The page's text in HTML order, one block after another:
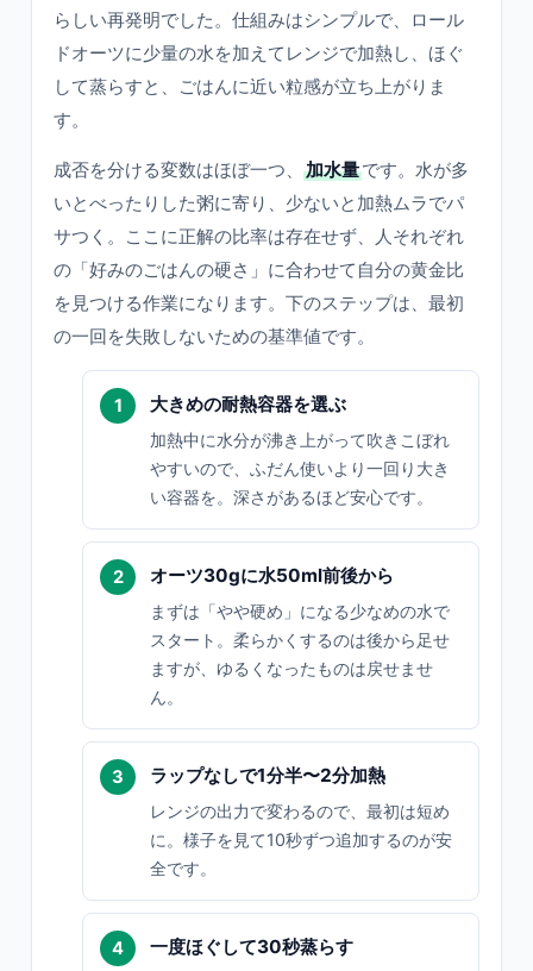
らしい再発明でした。仕組みはシンプルで、ロール
ドオーツに少量の水を加えてレンジで加熱し、ほぐ
して蒸らすと、ごはんに近い粒感が立ち上がりま
す。
成否を分ける変数はほぼ一つ、 加水量です。水が多
いとべったりした粥に寄り、少ないと加熱ムラでパ
サつく。ここに正解の比率は存在せず、人それぞれ
の「好みのごはんの硬さ」に合わせて自分の黄金比
を見つける作業になります。下のステップは、最初
の一回を失敗しないための基準値です。
大きめの耐熱容器を選ぶ
加熱中に水分が沸き上がって吹きこぼれ
やすいので、ふだん使いより一回り大き
い容器を。深さがあるほど安心です。
オーツ30gに水50ml前後から
まずは「やや硬め」になる少なめの水で
スタート。柔らかくするのは後から足せ
ますが、ゆるくなったものは戻せませ
ん。
ラップなしで1分半〜2分加熱
レンジの出力で変わるので、最初は短め
に。様子を見て10秒ずつ追加するのが安
全です。
一度ほぐして30秒蒸らす